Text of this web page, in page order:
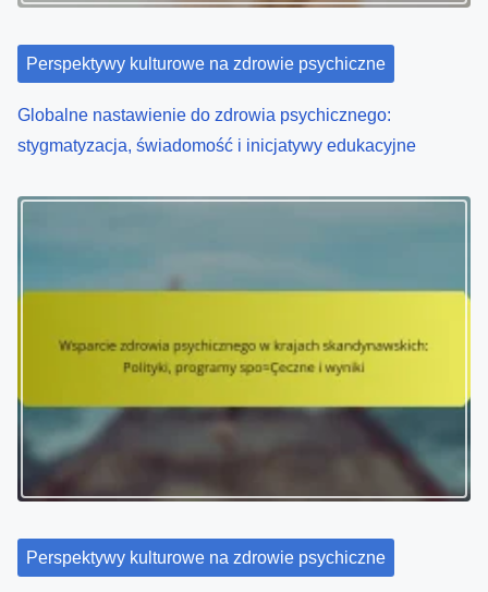
i
o
n
Perspektywy kulturowe na zdrowie psychiczne
Globalne nastawienie do zdrowia psychicznego:
stygmatyzacja, świadomość i inicjatywy edukacyjne
Perspektywy kulturowe na zdrowie psychiczne